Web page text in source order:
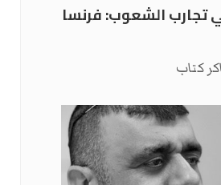
تجارب الشعوب: فرنسا
كتاب